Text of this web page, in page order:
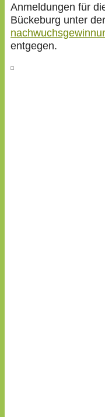
Anmeldungen für
Bückeburg unter
entgegen.